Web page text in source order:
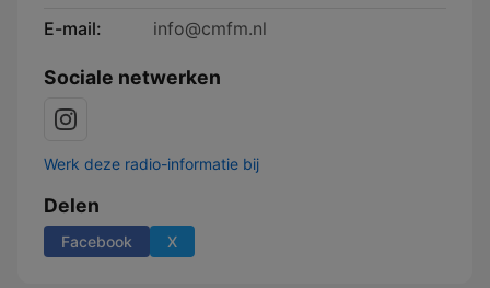
E-mail:
info@cmfm.nl
Sociale netwerken
Werk deze radio-informatie bij
Delen
Facebook X